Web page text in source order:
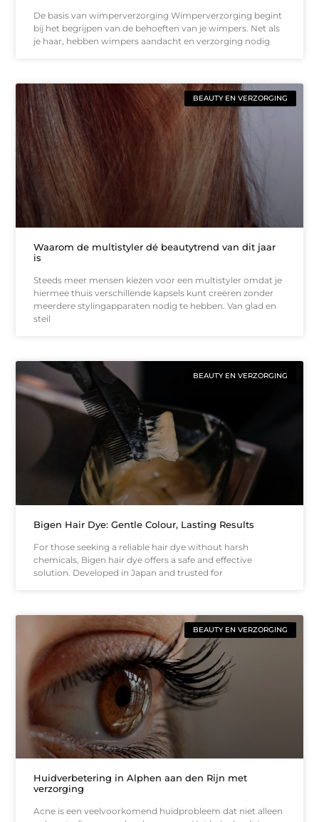
De basis van wimperverzorging Wimperverzorging begint
bij het begrijpen van de behoeften van je wimpers. Net als
je haar, hebben wimpers aandacht en verzorging nodig
BEAUTY EN VERZORGING
Waarom de multistyler dé beautytrend van dit jaar
is
Steeds meer mensen kiezen voor een multistyler omdat je
hiermee thuis verschillende kapsels kunt creëren zonder
meerdere stylingapparaten nodig te hebben. Van glad en
steil
BEAUTY EN VERZORGING
Bigen Hair Dye: Gentle Colour, Lasting Results
For those seeking a reliable hair dye without harsh
chemicals, Bigen hair dye offers a safe and effective
solution. Developed in Japan and trusted for
BEAUTY EN VERZORGING
Huidverbetering in Alphen aan den Rijn met
verzorging
Acne is een veelvoorkomend huidprobleem dat niet alleen